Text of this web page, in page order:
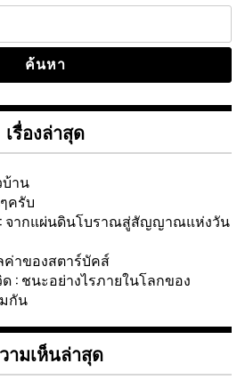
เรื่องล่าสุด
บ้าน
ครับ
: จากแผ่นดินโบราณสู่สัญญาณแห่งวัน
ค่าของสตาร์บัคส์
: ชนะอย่างไรภายในโลกของ
กัน
ามเห็นล่าสุด